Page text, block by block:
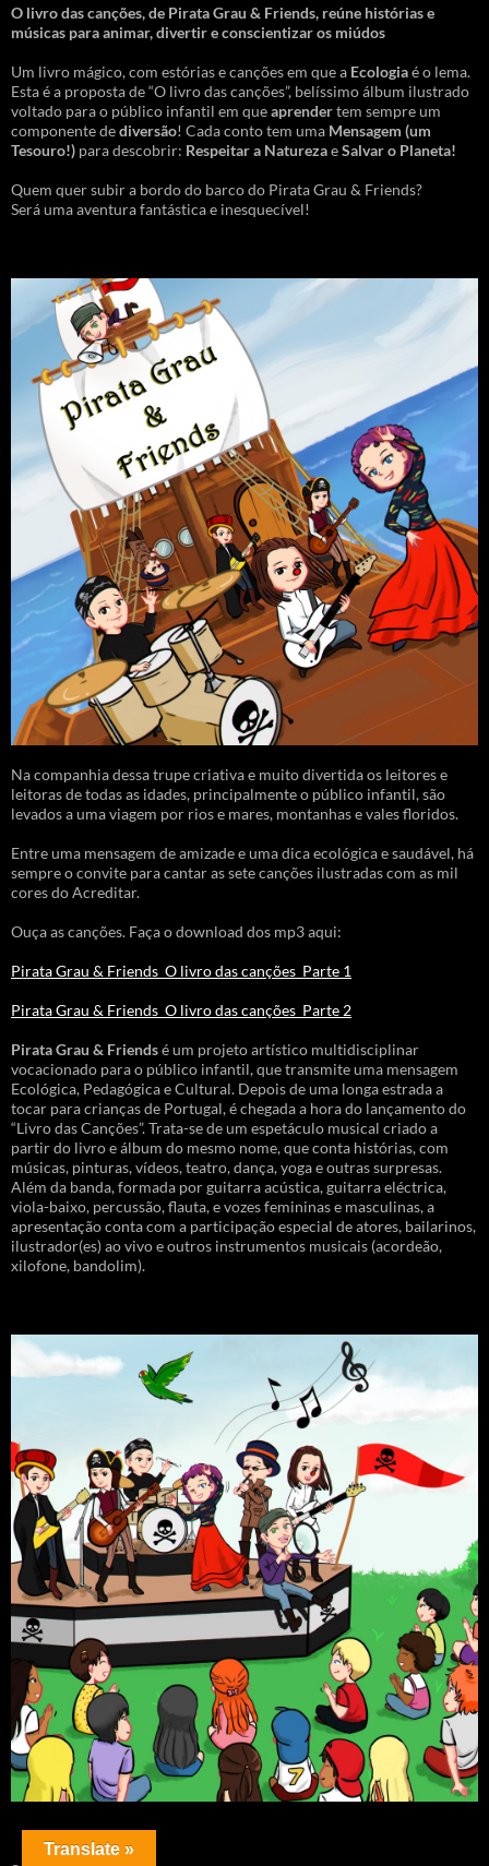
O livro das canções,de Pirata Grau & Friends, reúne histórias e
músicas para animar, divertir e conscientizar os miúdos
Um livro mágico, com estórias e canções em que a Ecologiaé o lema.
Esta é a proposta de “O livro das canções”, belíssimo álbum ilustrado
voltado para o público infantil em queaprendertem sempre um
componente dediversão! Cada conto tem uma Mensagem (um
Tesouro!) para descobrir: Respeitar a NaturezaeSalvar o Planeta!
Quem quer subir a bordo do barco do Pirata Grau & Friends?
Será uma aventura fantástica e inesquecível!
Na companhia dessa trupe criativa e muito divertida os leitores e
leitoras de todas as idades, principalmente o público infantil, são
levados a uma viagem por rios e mares, montanhas e vales floridos.
Entre uma mensagem de amizade e uma dica ecológica e saudável, há
sempre o convite para cantar as sete canções ilustradas com as mil
cores do Acreditar.
Ouça as canções. Faça o download dos mp3 aqui:
Pirata Grau & Friends_O livro das canções_Parte 1
Pirata Grau & Friends_O livro das canções_Parte 2
Pirata Grau & Friendsé um projeto artístico multidisciplinar
vocacionado para o público infantil, que transmite uma mensagem
Ecológica, Pedagógica e Cultural. Depois de uma longa estrada a
tocar para crianças de Portugal, é chegada a hora do lançamento do
“Livro das Canções”. Trata-se de um espetáculo musical criado a
partir do livro e álbum do mesmo nome, que conta histórias, com
músicas, pinturas, vídeos, teatro, dança, yoga e outras surpresas.
Além da banda, formada por guitarra acústica, guitarra eléctrica,
viola-baixo, percussão, flauta, e vozes femininas e masculinas, a
apresentação conta com a participação especial de atores, bailarinos,
ilustrador(es) ao vivo e outros instrumentos musicais (acordeão,
xilofone, bandolim).
Translate »